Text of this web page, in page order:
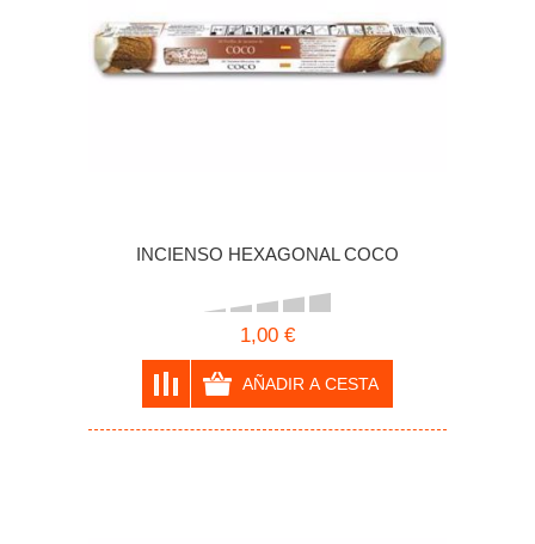
INCIENSO HEXAGONAL COCO
1,00 €